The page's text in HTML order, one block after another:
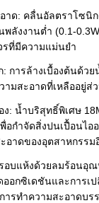
าด: คลื่นอัลตราโซนิ
ลังงานต่ำ (0.1-
รที่มีความแม่นยำ
: การล้างเบื้องต้นด้ว
ามสะอาดที่เหลืออยู่ส่
ง: น้ำบริสุทธิ์พิเศษ
อกำจัดสิ่งปนเปื้อนไ
อาดของอุตสาหกรรม
อบแห้งด้วยลมร้อนอุ
ออกซิเดชันและการเ
ารทำความสะอาดบ